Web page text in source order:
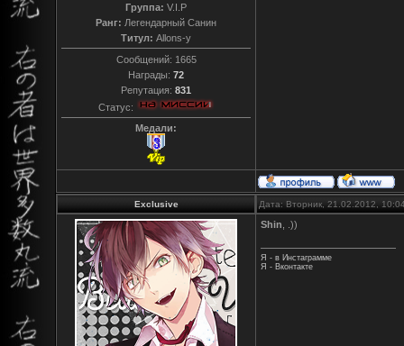
Группа: V.I.P
Ранг: Легендарный Санин
Титул: Allons-y
Сообщений: 1665
Награды: 72
Репутация: 831
Статус:
Медали:
Exclusive Дата: Вторник, 21.02.2012,
Shin , .))
Я - в Инстаграмме
Я - Вконтакте